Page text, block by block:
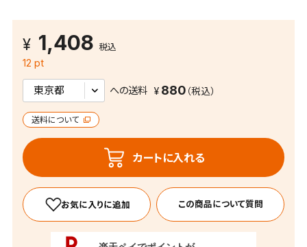
1,408 税込
12 pt
への送料 880
送料について
カートに入れる
この商品について質問